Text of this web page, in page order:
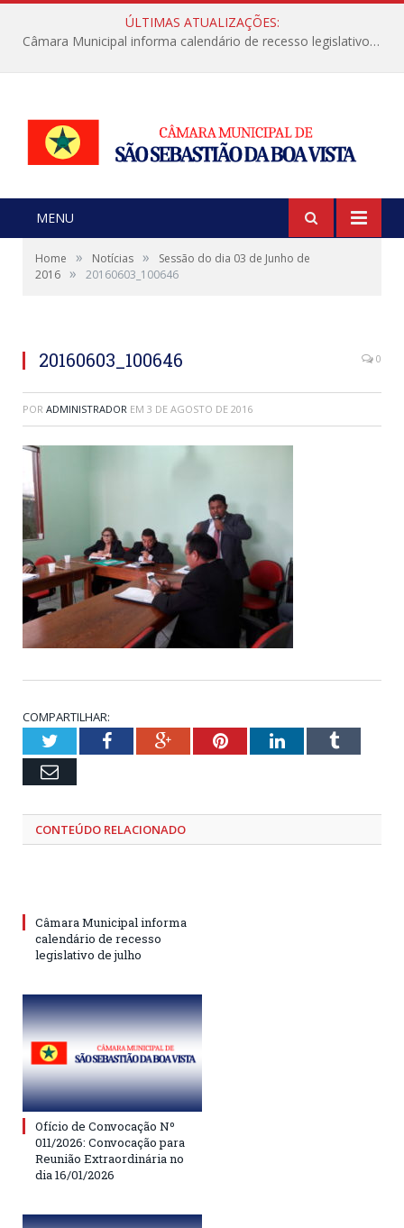
ÚLTIMAS ATUALIZAÇÕES:
Câmara Municipal informa calendário de recesso legislativo de julho
MENU
Home » Notícias »
Sessão do dia 03 de Junho de
2016 » 20160603_100646
20160603_100646 0
POR ADMINISTRADOR EM 3 DE AGOSTO DE 2016
COMPARTILHAR:
TwitterFacebookGoogle+PinterestLinkedInTumblr
Email
CONTEÚDO RELACIONADO
Câmara Municipal informa
calendário de recesso
legislativo de julho
Ofício de Convocação Nº
011/2026: Convocação para
Reunião Extraordinária no
dia 16/01/2026